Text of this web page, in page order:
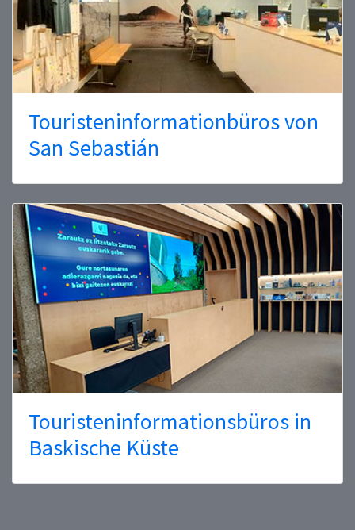
Touristeninformationbüros von
San Sebastián
Touristeninformationsbüros in
Baskische Küste